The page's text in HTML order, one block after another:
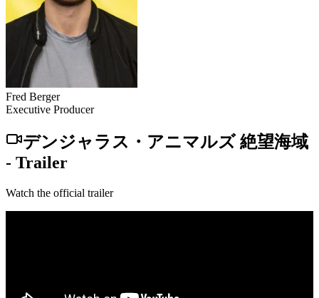
Fred Berger
Executive Producer
デンジャラス・アニマルズ 絶望海域
- Trailer
Watch the official trailer